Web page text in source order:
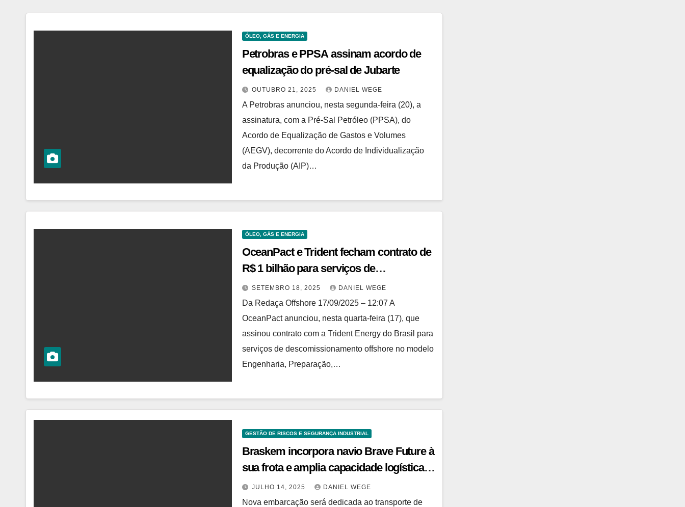
ÓLEO, GÁS E ENERGIA
Petrobras e PPSA assinam acordo de
equalização do pré-sal de Jubarte
OUTUBRO 21, 2025 DANIEL WEGE
A Petrobras anunciou, nesta segunda-feira (20), a
assinatura, com a Pré-Sal Petróleo (PPSA), do
Acordo de Equalização de Gastos e Volumes
(AEGV), decorrente do Acordo de Individualização
da Produção (AIP)…
ÓLEO, GÁS E ENERGIA
OceanPact e Trident fecham contrato de
R$ 1 bilhão para serviços de
descomissionamento
SETEMBRO 18, 2025 DANIEL WEGE
Da Redaça Offshore 17/09/2025 – 12:07 A
OceanPact anunciou, nesta quarta-feira (17), que
assinou contrato com a Trident Energy do Brasil para
serviços de descomissionamento offshore no modelo
Engenharia, Preparação,…
GESTÃO DE RISCOS E SEGURANÇA INDUSTRIAL
Braskem incorpora navio Brave Future à
sua frota e amplia capacidade logística
para rotas entre EUA, México e Brasil
JULHO 14, 2025 DANIEL WEGE
Nova embarcação será dedicada ao transporte de